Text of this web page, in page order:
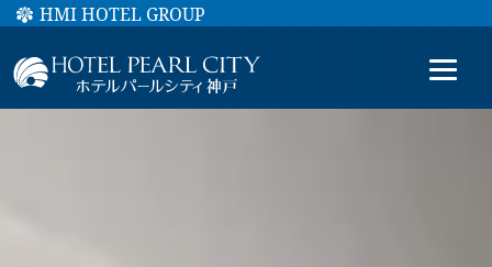
HMI HOTEL GROUP